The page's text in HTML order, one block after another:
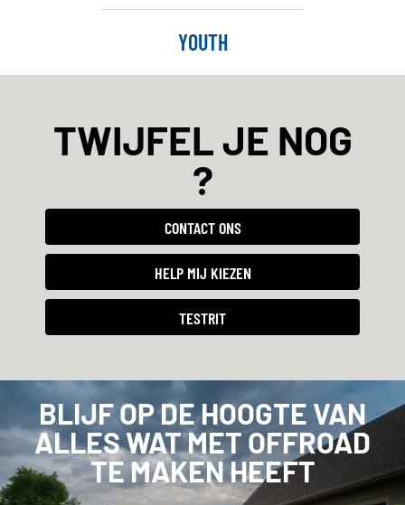
YOUTH
TWIJFEL JE NOG
?
CONTACT ONS
HELP MIJ KIEZEN
TESTRIT
BLIJF OP DE HOOGTE VAN
ALLES WAT MET OFFROAD
TE MAKEN HEEFT